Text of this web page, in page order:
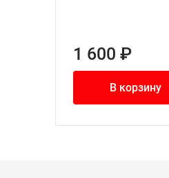
1 600 ₽
В корзину